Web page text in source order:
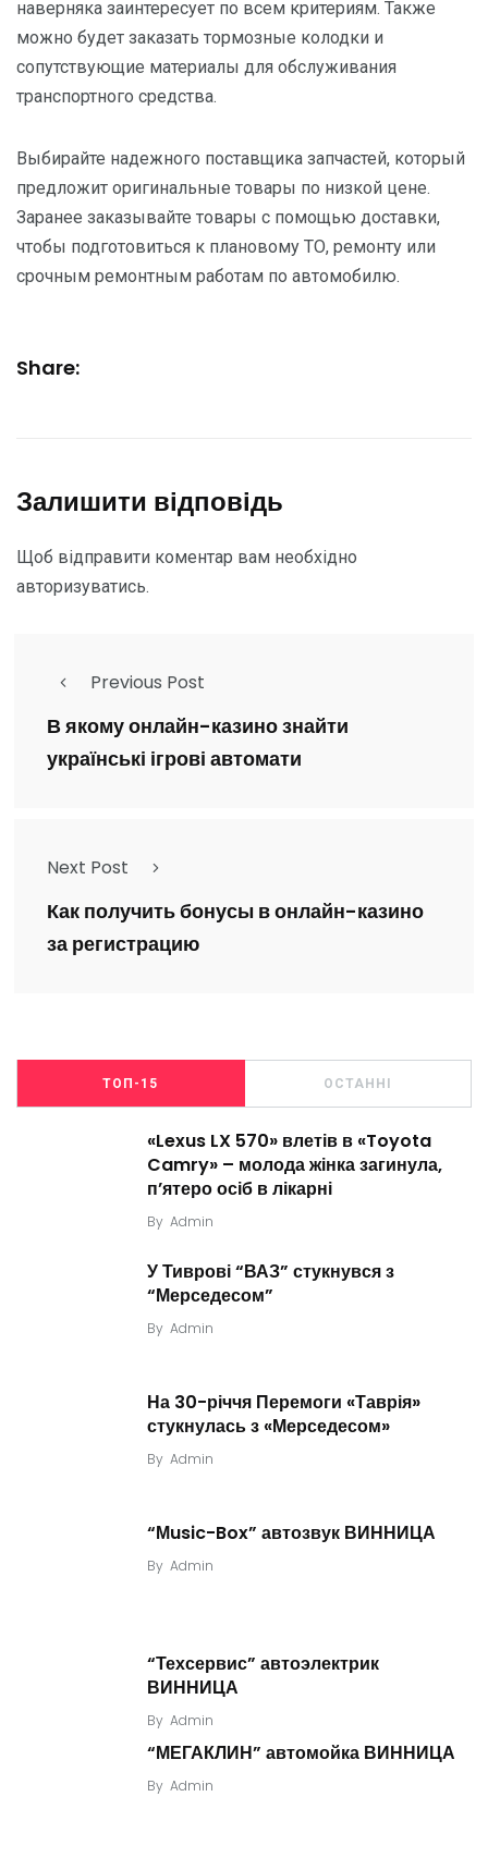
наверняка заинтересует по всем критериям. Также
можно будет заказать тормозные колодки и
сопутствующие материалы для обслуживания
транспортного средства.
Выбирайте надежного поставщика запчастей, который
предложит оригинальные товары по низкой цене.
Заранее заказывайте товары с помощью доставки,
чтобы подготовиться к плановому ТО, ремонту или
срочным ремонтным работам по автомобилю.
Share:
Залишити відповідь
Щоб відправити коментар вам необхідно
авторизуватись.
Previous Post
В якому онлайн-казино знайти
українські ігрові автомати
Next Post
Как получить бонусы в онлайн-казино
за регистрацию
ТОП-15 ОСТАННІ
«Lexus LX 570» влетів в «Toyota
Camry» – молода жінка загинула,
п’ятеро осіб в лікарні
By Admin
У Тиврові “ВАЗ” стукнувся з
“Мерседесом”
By Admin
На 30-річчя Перемоги «Таврія»
стукнулась з «Мерседесом»
By Admin
“Мusic-Box” автозвук ВИННИЦА
By Admin
“Техсервис” автоэлектрик
ВИННИЦА
By Admin
“МЕГАКЛИН” автомойка ВИННИЦА
By Admin